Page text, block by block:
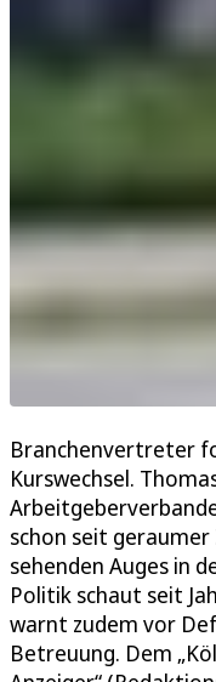
Branchenvertreter
Kurswechsel.
schon seit
sehenden Auges in
Politik schaut seit
warnt zudem vor
Betreuung. Dem